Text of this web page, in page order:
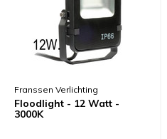
Franssen Verlichting
Floodlight - 12 Watt -
3000K